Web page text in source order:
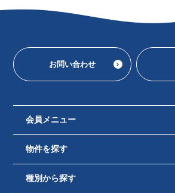
お問い合わせ
会員メニュー
物件を探す
種別から探す